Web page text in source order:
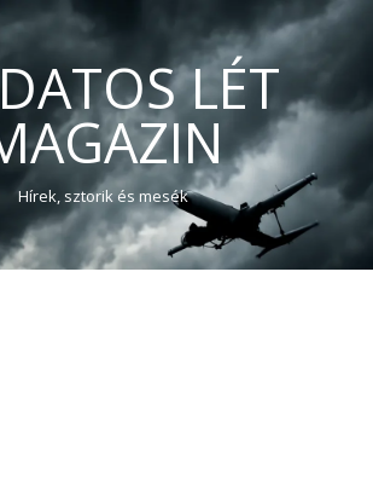
LÉT
Hírek, sztorik és mesék